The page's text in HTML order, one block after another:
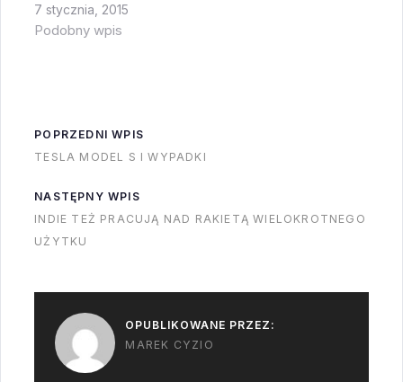
7 stycznia, 2015
Podobny wpis
POPRZEDNI WPIS
TESLA MODEL S I WYPADKI
NASTĘPNY WPIS
INDIE TEŻ PRACUJĄ NAD RAKIETĄ WIELOKROTNEGO
UŻYTKU
OPUBLIKOWANE PRZEZ:
MAREK CYZIO